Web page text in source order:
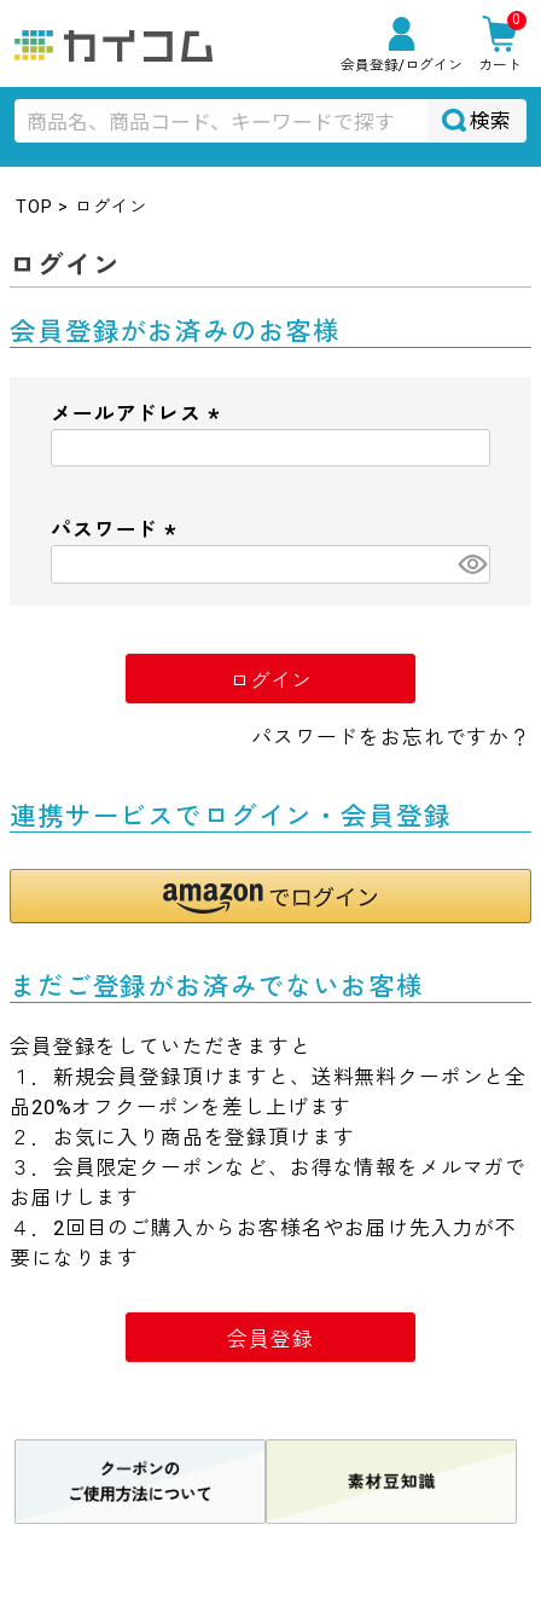
会員登録/ログイン
0
カート
検索
TOP ログイン
ログイン
会員登録がお済みのお客様
メールアドレス
)
パスワード
)
ログイン
パスワードをお忘れですか？
連携サービスでログイン・会員登録
まだご登録がお済みでないお客様
会員登録をしていただきますと
１．新規会員登録頂けますと、送料無料クーポンと全
品20%オフクーポンを差し上げます
２．お気に入り商品を登録頂けます
３．会員限定クーポンなど、お得な情報をメルマガで
お届けします
４．2回目のご購入からお客様名やお届け先入力が不
要になります
会員登録